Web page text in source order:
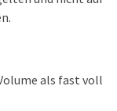
als fast voll